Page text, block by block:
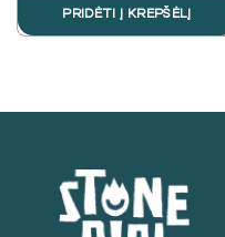
PRIDĖTI Į KREPŠĖLĮ